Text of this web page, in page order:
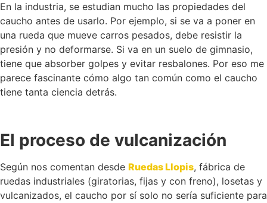
En la industria, se estudian mucho las propiedades del
caucho antes de usarlo. Por ejemplo, si se va a poner en
una rueda que mueve carros pesados, debe resistir la
presión y no deformarse. Si va en un suelo de gimnasio,
tiene que absorber golpes y evitar resbalones. Por eso me
parece fascinante cómo algo tan común como el caucho
tiene tanta ciencia detrás.
El proceso de vulcanización
Según nos comentan desde Ruedas Llopis, fábrica de
ruedas industriales (giratorias, fijas y con freno), losetas y
vulcanizados, el caucho por sí solo no sería suficiente para